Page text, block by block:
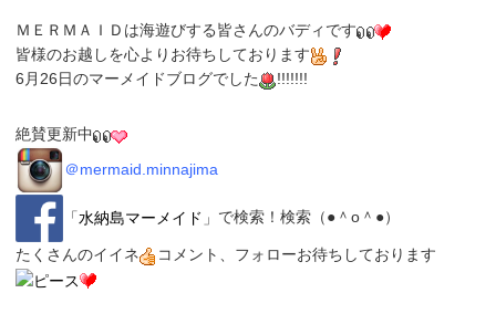
ＭＥＲＭＡＩＤは海遊びする皆さんのバディです
皆様のお越しを心よりお待ちしております
6月26日のマーメイドブログでした
!!!!!!!
絶賛更新中
＠mermaid.minnajima
「水納島マーメイド 」 で検索！検索（●＾o＾●）
たくさんのイイネ コメント、フォローお待ちしております